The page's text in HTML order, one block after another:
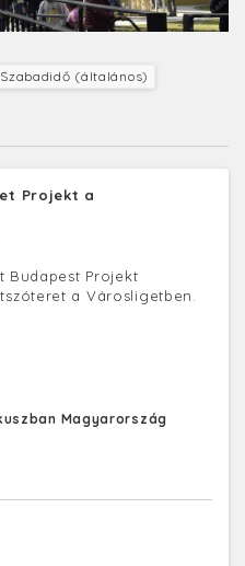
Szabadidő (általános)
Projekt a
Budapest Projekt
a Városligetben.
Magyarország